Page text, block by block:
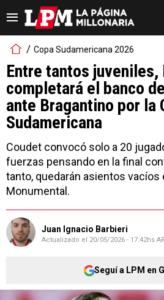
Copa Sudamericana 2026
Entre tantos juveniles,
completará el banco
ante Bragantino por la
Sudamericana
Coudet convocó solo a 20
fuerzas pensando en la final
tanto, quedarán asientos vacíos
Monumental.
Juan Ignacio Barbieri
Actualizado el 20/05/2026 - 17:42hs
Seguí a LPM en